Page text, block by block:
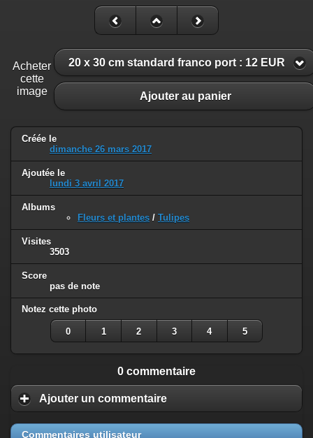
Acheter
cette
image
20 x 30 cm standard franco port : 12 EUR
Ajouter au panier
Créée le
dimanche 26 mars 2017
Ajoutée le
lundi 3 avril 2017
Albums
Fleurs et plantes / Tulipes
Visites
3503
Score
pas de note
Notez cette photo
0 1 2 3 4 5
0 commentaire
Ajouter un commentaire
Commentaires utilisateur